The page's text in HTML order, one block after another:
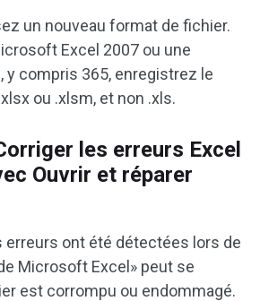
un nouveau format de fichier.
Excel 2007 ou une
y compris 365, enregistrez le
ou .xlsm, et non .xls.
les erreurs Excel
Ouvrir et réparer
erreurs ont été détectées lors de
Microsoft Excel» peut se
est corrompu ou endommagé.